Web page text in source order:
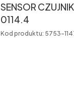
SENSOR
0114.4
Kod produktu: 5753-